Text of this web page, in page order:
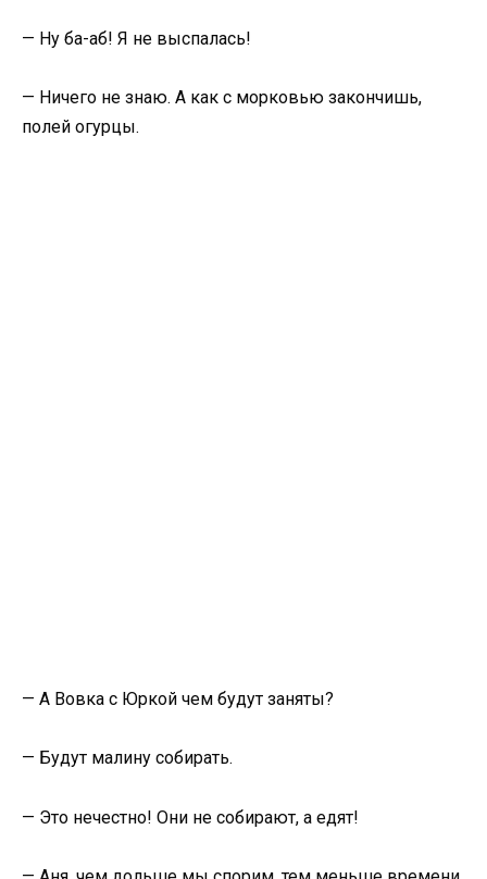
— Ну ба-аб! Я не выспалась!
— Ничего не знаю. А как с морковью закончишь,
полей огурцы.
— А Вовка с Юркой чем будут заняты?
— Будут малину собирать.
— Это нечестно! Они не собирают, а едят!